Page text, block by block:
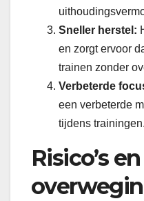
Sneller herstel:
en zorgt ervoor
trainen zonder
Verbeterde
een verbeterde
tijdens trainingen.
Risico’s en